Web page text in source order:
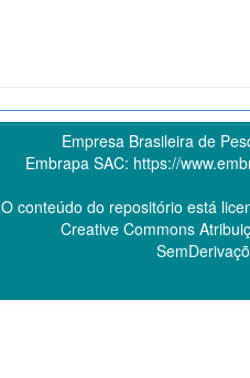
Empresa Brasileira de
Embrapa SAC: https://
O conteúdo do repositório está
Creative Commons